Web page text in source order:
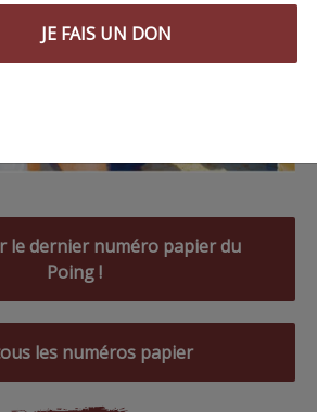
le dernier numéro papier du
Poing !
les numéros papier
JE FAIS UN DON